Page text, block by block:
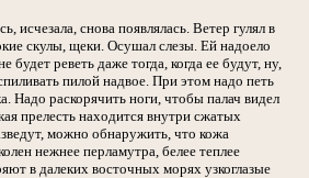
исчезала, снова появлялась. Ветер гулял в
скулы, щеки. Осушал слезы. Ей надоело
будет реветь даже тогда, когда ее будут, ну,
пилой надвое. При этом надо петь
Надо раскорячить ноги, чтобы палач видел
прелесть находится внутри сжатых
можно обнаружить, что кожа
нежнее перламутра, белее теплее
в далеких восточных морях узкоглазые